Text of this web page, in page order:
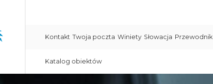
Kontakt Twoja poczta Winiety Słowacja Przewodnik
Katalog obiektów